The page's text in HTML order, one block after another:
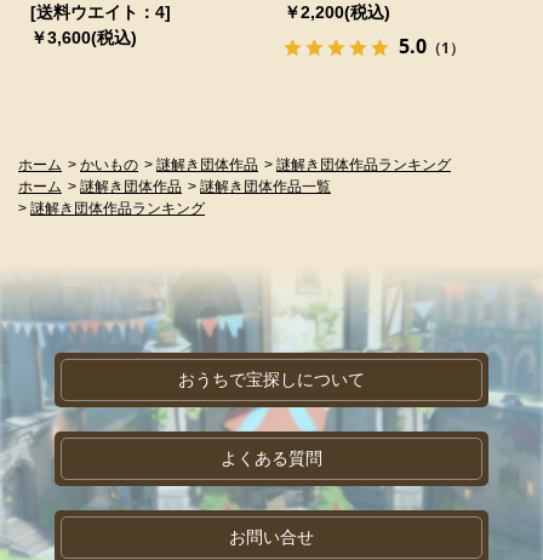
[送料ウエイト：4]
￥3,600(税込)
￥2,200(税込)
5.0 （1）
ホーム > かいもの > 謎解き団体作品 > 謎解き団体作品ランキング
ホーム > 謎解き団体作品 > 謎解き団体作品一覧
> 謎解き団体作品ランキング
おうちで宝探しについて
よくある質問
お問い合せ